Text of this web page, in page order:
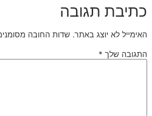
כתיבת תגובה
האימייל לא יוצג באתר. שדות החובה
התגובה שלך *